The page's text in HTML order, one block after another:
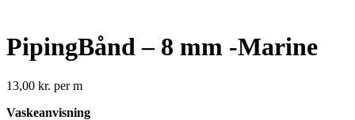
PipingBånd – 8 mm -Marine
13,00 kr. per m
Vaskeanvisning